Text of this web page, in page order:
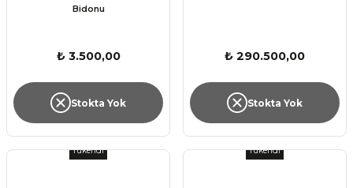
Bidonu
₺ 3.500,00
Stokta Yok
₺ 290.500,00
Stokta Yok
Tükendi Tükendi